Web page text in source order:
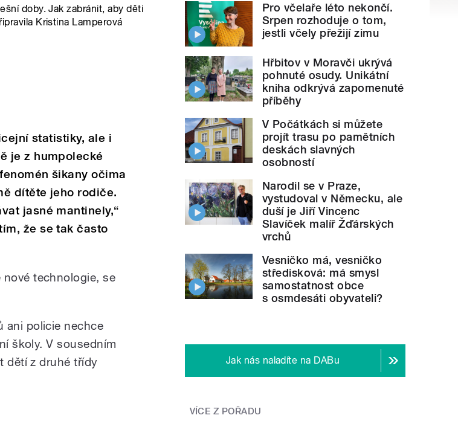
doby. Jak zabránit, aby děti
Kristina Lamperová
statistiky, ale i
je z humpolecké
šikany očima
dítěte jeho rodiče.
jasné mantinely,“
že se tak často
technologie, se
ani policie nechce
školy. V sousedním
dětí z druhé třídy
Pro včelaře léto nekončí.
Srpen rozhoduje o tom,
jestli včely přežijí zimu
Hřbitov v Moravči ukrývá
pohnuté osudy. Unikátní
kniha odkrývá zapomenuté
příběhy
V Počátkách si můžete
projít trasu po pamětních
deskách slavných
osobností
Narodil se v Praze,
vystudoval v Německu, ale
duší je Jiří Vincenc
Slavíček malíř Žďárských
vrchů
Vesničko má, vesničko
středisková: má smysl
samostatnost obce
s osmdesáti obyvateli?
Jak nás naladíte na DABu
VÍCE Z POŘADU